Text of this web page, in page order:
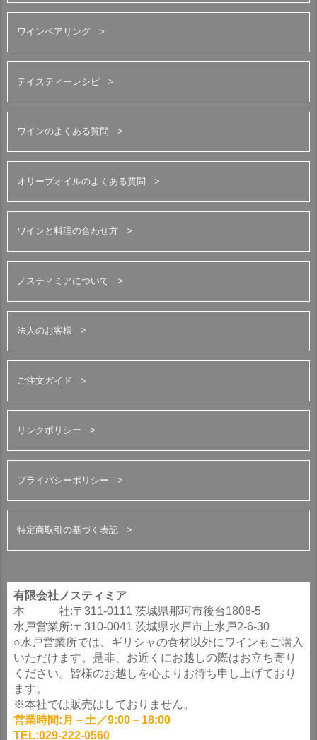
ワインペアリング
テイスティーレシピ
ワインのよくある質問
オリーブオイルのよくある質問
ワインと料理の合わせ方
ノスティミアについて
法人のお客様
ご注文ガイド
リンクポリシー
プライバシーポリシー
特定商取引の基づく表記
有限会社ノスティミア
本 社:〒311-0111 茨城県那珂市後台1808-5
水戸営業所:〒310-0041 茨城県水戸市上水戸2-6-30
○水戸営業所では、ギリシャの食材以外にワインもご購入
いただけます。是非、お近くにお越しの際はお立ち寄り
ください。皆様のお越しを心よりお待ち申し上げており
ます。
※本社では販売はしておりません。
営業時間:月－土／9:00－18:00
TEL:029-222-0560